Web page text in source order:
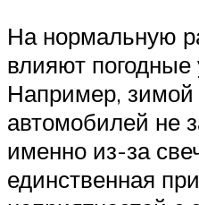
На нормальную
влияют погодные
Например, зимой
автомобилей не
именно из-за
единственная